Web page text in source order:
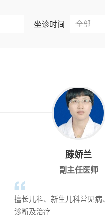
坐诊时间
滕娇兰
副主任医师
擅长儿科、新生儿科常见病
诊断及治疗